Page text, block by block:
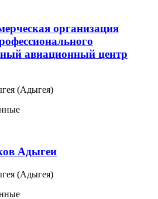
организация
авиационный центр
(Адыгея)
Адыгеи
(Адыгея)